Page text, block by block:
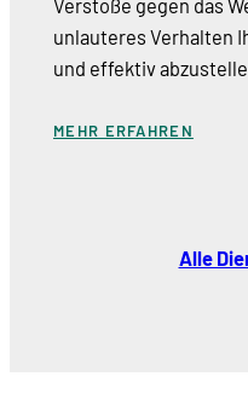
Verstöße gegen das
unlauteres Verhalten
und effektiv
MEHR ERFAHREN
Alle